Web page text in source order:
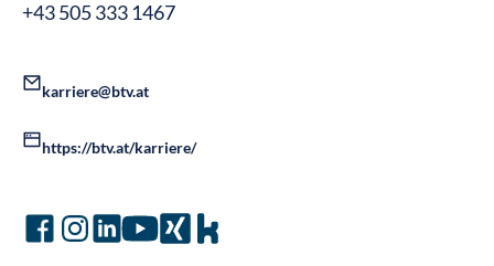
+43 505 333 1467
karriere@btv.at
https://btv.at/karriere/